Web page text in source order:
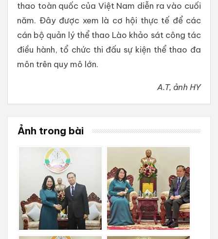
thao toàn quốc của Việt Nam diễn ra vào cuối
năm. Đây được xem là cơ hội thực tế để các
cán bộ quản lý thể thao Lào khảo sát công tác
điều hành, tổ chức thi đấu sự kiện thể thao đa
môn trên quy mô lớn.
A.T, ảnh HY
Ảnh trong bài